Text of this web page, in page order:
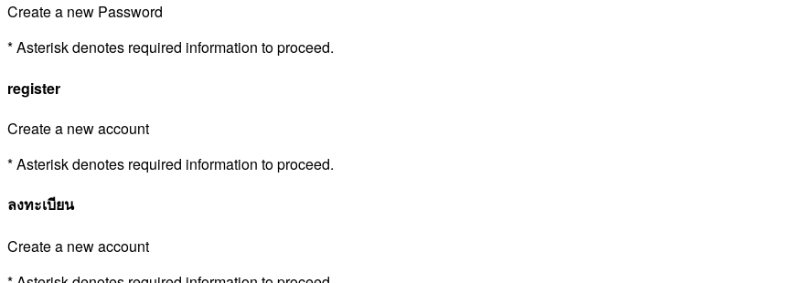
Create a new Password
* Asterisk denotes required information to proceed.
register
Create a new account
* Asterisk denotes required information to proceed.
ลงทะเบียน
Create a new account